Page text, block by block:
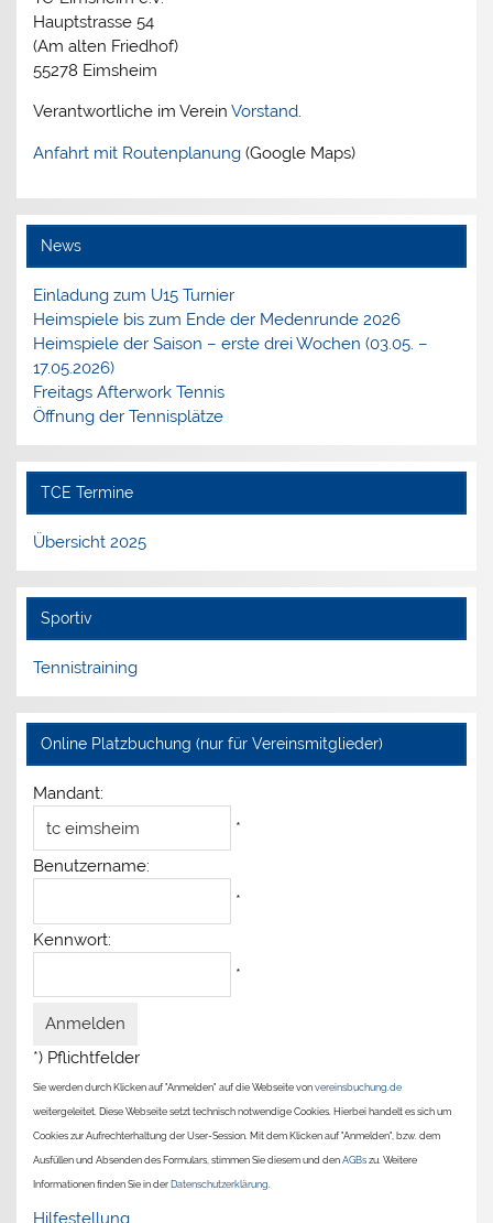
Hauptstrasse 54
(Am alten Friedhof)
55278 Eimsheim
Verantwortliche im VereinVorstand.
Anfahrt mit Routenplanung (Google Maps)
News
Einladung zum U15 Turnier
Heimspiele bis zum Ende der Medenrunde 2026
Heimspiele der Saison – erste drei Wochen (03.05. –
17.05.2026)
Freitags Afterwork Tennis
Öffnung der Tennisplätze
TCE Termine
Übersicht 2025
Sportiv
Tennistraining
Online Platzbuchung (nur für Vereinsmitglieder)
Mandant:
*
Benutzername:
*
Kennwort:
*
*) Pflichtfelder
Sie werden durch Klicken auf "Anmelden" auf die Webseite vonvereinsbuchung.de
weitergeleitet. Diese Webseite setzt technisch notwendige Cookies. Hierbei handelt es sich um
Cookies zur Aufrechterhaltung der User-Session. Mit dem Klicken auf "Anmelden", bzw. dem
Ausfüllen und Absenden des Formulars, stimmen Sie diesem und denAGBs zu. Weitere
Informationen finden Sie in der Datenschutzerklärung.
Hilfestellung